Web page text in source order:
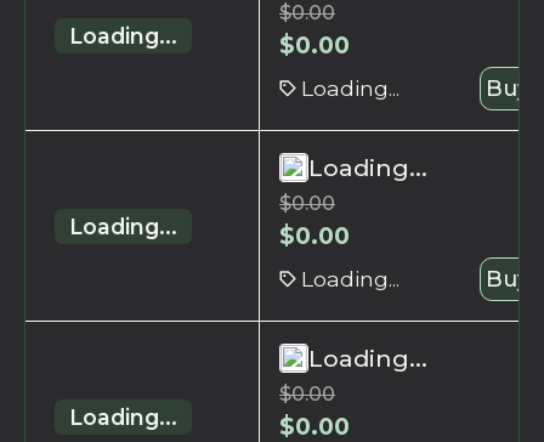
Loading...
$0.00
$0.00
Loading... Buy
Loading...
Loading...
$0.00
$0.00
Loading... Buy
Loading...
Loading...
$0.00
$0.00